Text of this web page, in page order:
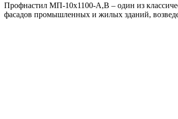
Профнастил МП-10х1100-A,В – один из
фасадов промышленных и жилых зданий,